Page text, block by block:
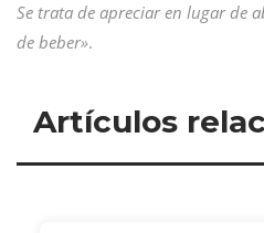
Se trata de apreciar en lugar de
de beber».
Artículos